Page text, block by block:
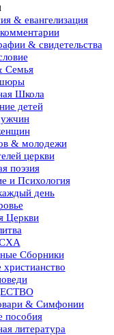
& евангелизация
& свидетельства
Семья
Школа
детей
& молодежи
церкви
поэзия
и Психология
день
Церкви
Сборники
христианство
& Симфонии
пособия
литература